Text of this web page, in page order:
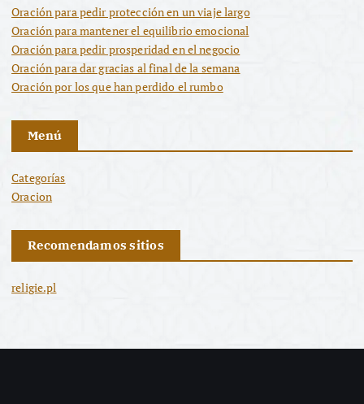
Oración para pedir protección en un viaje largo
Oración para mantener el equilibrio emocional
Oración para pedir prosperidad en el negocio
Oración para dar gracias al final de la semana
Oración por los que han perdido el rumbo
Menú
Categorías
Oracion
Recomendamos sitios
religie.pl